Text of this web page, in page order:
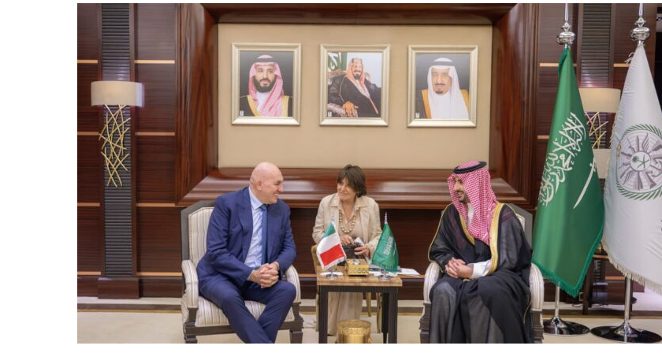
rezoluția de continuare.
Fără scutire de la reducerile automate de cheltuieli
O altă cerere respinsă a vizat scutirea fondurilor de reconciliere aprobate anul trecut de la
mecanismul de sechestrare (reduceri automate). Fără această excepție, aproximativ 8% din
fondurile neangajate ar deveni indisponibile.
Următorii pași în Congres
Senatul urmează să voteze rezoluția în această săptămână, înainte de începerea vacanței de
august. Camera Reprezentanților, deja în pauză, și-a adoptat propria variantă pe 21 iulie.
Cele două texte vor trebui fie unificate, fie una dintre camere va trebui să adopte varianta
celeilalte, pentru ca proiectul să ajungă pe masa președintelui Donald Trump.
Președinta Comisiei de buget din Senat, Susan Collins, a descris rezoluția drept „un pas
important” pentru evitarea închiderii guvernului, în timp ce senatoarea Patty Murray a
salutat faptul că textul limitează cererile de noi fonduri și flexibilități pentru Pentagon.